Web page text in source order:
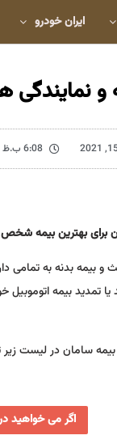
ایران خودرو
نمایندگی
6:08 ب.ظ
بهترین بیمه شخص
بدنه به تمامی
تمدید بیمه اتوموبیل
سامان در لیست
اگر می خواهید